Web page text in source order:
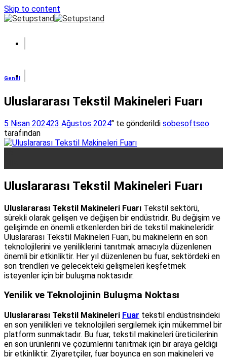
Skip to content
Genel
Uluslararası Tekstil Makineleri Fuarı
5 Nisan 202423 Ağustos 2024’' te gönderildi sobesoftseo
tarafından
Uluslararası Tekstil Makineleri Fuarı
Uluslararası Tekstil Makineleri Fuarı Tekstil sektörü,
sürekli olarak gelişen ve değişen bir endüstridir. Bu değişim ve
gelişimde en önemli etkenlerden biri de tekstil makineleridir.
Uluslararası Tekstil Makineleri Fuarı, bu makinelerin en son
teknolojilerini ve yeniliklerini tanıtmak amacıyla düzenlenen
önemli bir etkinliktir. Her yıl düzenlenen bu fuar, sektördeki en
son trendleri ve gelecekteki gelişmeleri keşfetmek
isteyenler için bir buluşma noktasıdır.
Yenilik ve Teknolojinin Buluşma Noktası
Uluslararası Tekstil Makineleri Fuar tekstil endüstrisindeki
en son yenilikleri ve teknolojileri sergilemek için mükemmel bir
platform sunmaktadır. Bu fuar, tekstil makineleri üreticilerinin
en son ürünlerini ve çözümlerini tanıtmak için bir araya geldiği
bir etkinliktir. Ziyaretçiler, fuar boyunca en son makineleri ve